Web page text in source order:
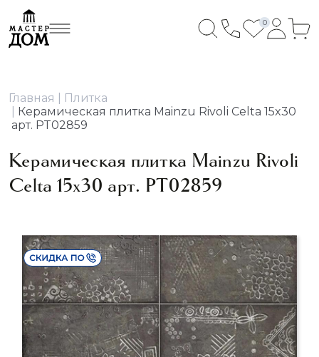
0
Главная
Плитка
Керамическая плитка Mainzu Rivoli Celta 15x30
арт. PT02859
Керамическая плитка Mainzu Rivoli
Celta 15x30 арт. PT02859